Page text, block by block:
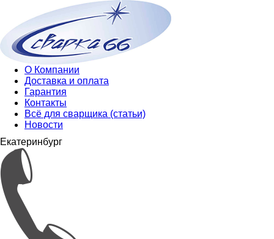
О Компании
Доставка и оплата
Гарантия
Контакты
Всё для сварщика (статьи)
Новости
Екатеринбург